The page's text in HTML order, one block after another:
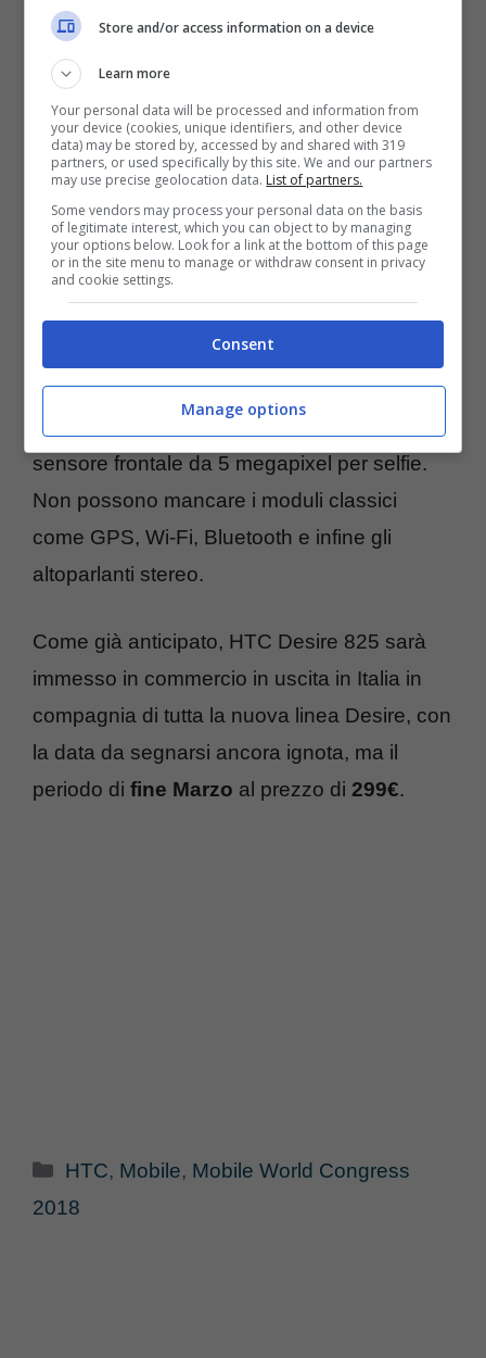
Il sistema operativo di HTC Desire 825 è
Android 6.0 Marshmallow
dall’interfaccia proprietaria Sense UI
aggiornata verosimilmente all’ultima versione
dunque alla 7.0. La batteria da 2700mAh è
removibile e dovrebbe garantire una vita
piuttosto duratura almeno fino a fine giornata.
Per quanto riguarda il compartimento
multimediale, troviamo una fotocamera da13
sul retro con videorecording Full
HD a 1080p e una frequenza di 30
fotogrammi al secondo e un flash LED più un
sensore frontale da 5 megapixel per selfie.
Non possono mancare i moduli classici
come GPS, Wi-Fi, Bluetooth e infine gli
altoparlanti stereo.
Come già anticipato, HTC Desire 825 sarà
immesso in commercio in uscita in Italia in
compagnia di tutta la nuova linea Desire, con
la data da segnarsi ancora ignota, ma il
periodo di fine Marzo al prezzo di 299€.
Categorie
HTC, Mobile, Mobile World Congress
2018
Store and/or access information on a device
Learn more
Your personal data will be processed and information from
your device (cookies, unique identifiers, and other device
data) may be stored by, accessed by and shared with 319
partners, or used specifically by this site. We and our partners
may use precise geolocation data. List of partners.
Some vendors may process your personal data on the basis
of legitimate interest, which you can object to by managing
your options below. Look for a link at the bottom of this page
or in the site menu to manage or withdraw consent in privacy
and cookie settings.
Consent
Manage options